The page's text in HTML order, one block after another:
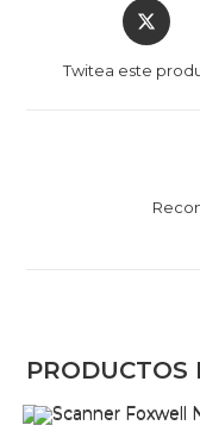
Opens
in
Twitea este
PRODUCTOS